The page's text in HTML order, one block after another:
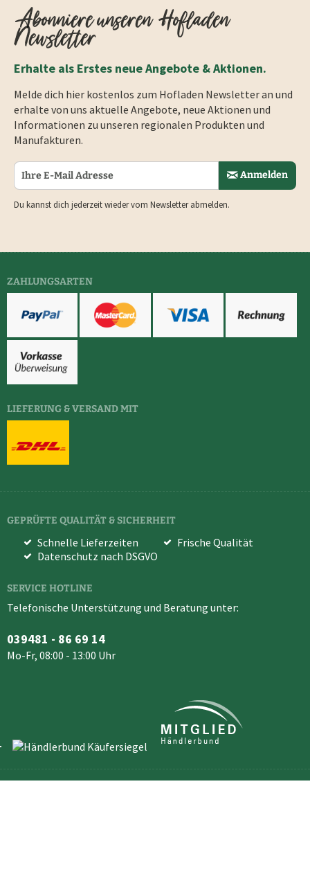
Abonniere unseren Hofladen
Newsletter
Erhalte als Erstes neue Angebote & Aktionen.
Melde dich hier kostenlos zum Hofladen Newsletter an und
erhalte von uns aktuelle Angebote, neue Aktionen und
Informationen zu unseren regionalen Produkten und
Manufakturen.
Anmelden
Du kannst dich jederzeit wieder vom Newsletter abmelden.
ZAHLUNGSARTEN
LIEFERUNG & VERSAND MIT
GEPRÜFTE QUALITÄT & SICHERHEIT
Schnelle Lieferzeiten
Frische Qualität
Datenschutz nach DSGVO
SERVICE HOTLINE
Telefonische Unterstützung und Beratung unter:
039481 - 86 69 14
Mo-Fr, 08:00 - 13:00 Uhr